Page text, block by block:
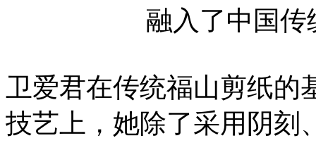
融入了中国传
卫爱君在传统福山剪纸的
技艺上，她除了采用阴刻